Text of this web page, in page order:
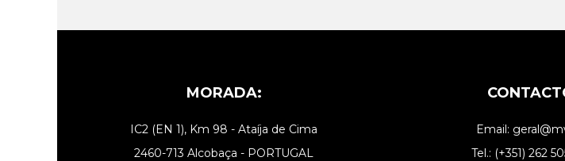
MORADA:
IC2 (EN 1), Km 98 - Ataíja de Cima
2460-713 Alcobaça - PORTUGAL
Email:
Tel.: (+351) 262